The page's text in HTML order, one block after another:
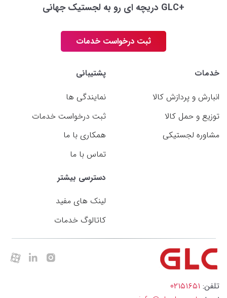
+GLC دریچه ای رو به لجستیک جهانی
ثبت درخواست خدمات
خدمات
انبارش و پردازش کالا
توزیع و حمل کالا
مشاوره لجستیکی
پشتیبانی
نمایندگی ها
ثبت درخواست خدمات
همکاری با ما
تماس با ما
دسترسی بیشتر
لینک های مفید
کاتالوگ خدمات
تلفن: ۰۲۱۵۱۶۵۱